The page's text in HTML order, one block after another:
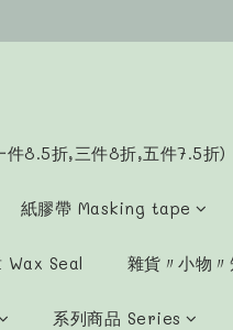
件8.5折,三件8折,五件7.5折)
紙膠帶 Masking tape
Wax Seal 雜貨〃小物
系列商品 Series